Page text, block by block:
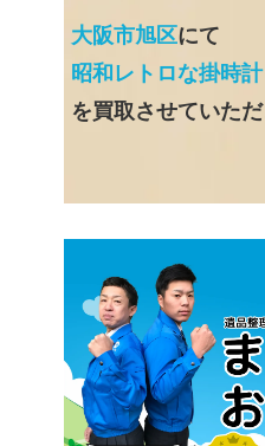
大阪市旭区にて
昭和レトロな掛時計
を買取させていた